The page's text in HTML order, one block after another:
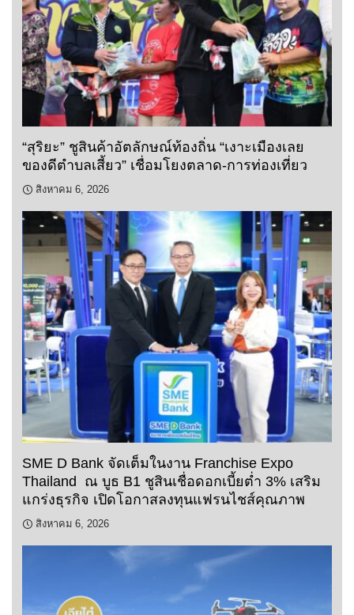
“สุริยะ” ชูสินค้าอัตลักษณ์ท้องถิ่น “เงาะเมืองเลย
ของดีตำบลเสี้ยว” เชื่อมโยงตลาด-การท่องเที่ยว
สิงหาคม 6, 2026
SME D Bank จัดเต็มในงาน Franchise Expo
Thailand ณ บูธ B1 ชูสินเชื่อดอกเบี้ยต่ำ 3% เสริม
แกร่งธุรกิจ เปิดโอกาสลงทุนแฟรนไชส์คุณภาพ
สิงหาคม 6, 2026